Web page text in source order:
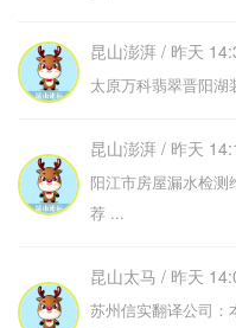
昆山澎湃 / 昨天
太原万科翡翠晋阳
昆山澎湃 / 昨天
阳江市房屋漏水检测
荐 ...
昆山太马 / 昨天
苏州信实翻译公司：